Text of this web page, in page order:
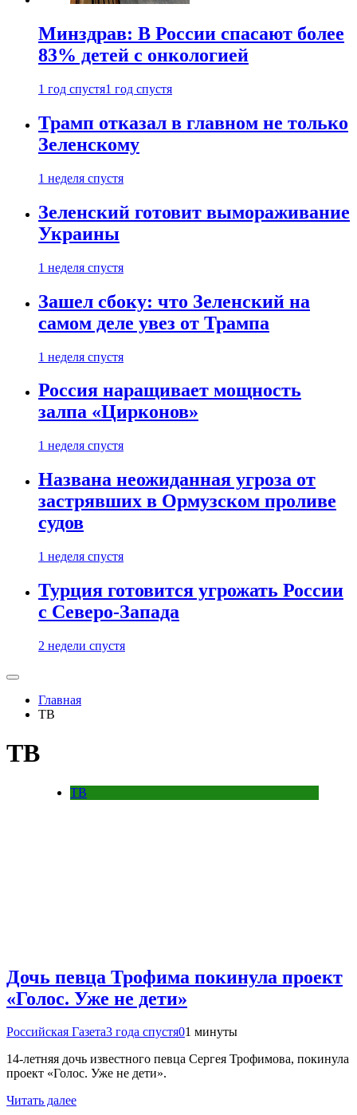
Минздрав: В России спасают более
83% детей с онкологией
1 год спустя1 год спустя
Трамп отказал в главном не только
Зеленскому
1 неделя спустя
Зеленский готовит вымораживание
Украины
1 неделя спустя
Зашел сбоку: что Зеленский на
самом деле увез от Трампа
1 неделя спустя
Россия наращивает мощность
залпа «Цирконов»
1 неделя спустя
Названа неожиданная угроза от
застрявших в Ормузском проливе
судов
1 неделя спустя
Турция готовится угрожать России
с Северо-Запада
2 недели спустя
Главная
ТВ
ТВ
ТВ
Дочь певца Трофима покинула проект
«Голос. Уже не дети»
Российская Газета3 года спустя01 минуты
14-летняя дочь известного певца Сергея Трофимова, покинула
проект «Голос. Уже не дети».
Читать далее